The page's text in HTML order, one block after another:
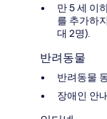
만 5 세 이
를 추가하
대 2명).
반려동물
반려동물
장애인 안